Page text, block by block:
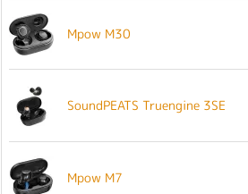
Mpow M30
SoundPEATS Truengine 3SE
Mpow M7